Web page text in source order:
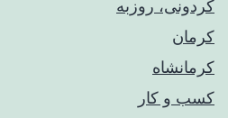
کردونی، روزبه
کرمان
کرمانشاه
کسب و کار